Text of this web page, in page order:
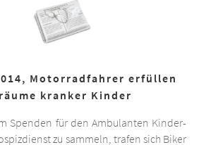
Motorradfahrer erfüllen
kranker Kinder
Spenden für den Ambulanten Kinder-
zu sammeln, trafen sich Biker